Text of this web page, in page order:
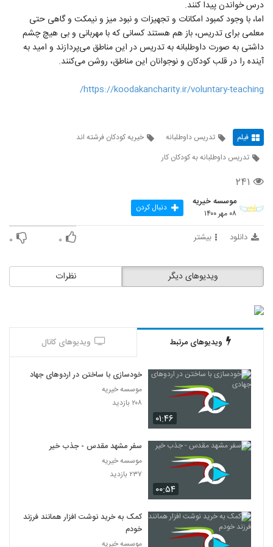
درس خواندن پیدا ‌کنند.
اما، با وجود کمبود امکانات و تجهیزات و نبود میز و نیمکت و گاهی حتی
معلمی برای تدریس، باز هم هستند کسانی که با مهربانی و بی هیچ چشم
داشتی به صورت داوطلبانه به تدریس در این مناطق می‌پردازند و امید به
آینده را در قلب کودکان و نوجوانان این مناطق، روشن می‌کنند.
https://koodakancharity.ir/voluntary-teaching/
فیلم تدریس داوطلبانه
خیریه کودکان فرشته اند
تدریس داوطلبانه به کودکان کار
۲۴۱
موسسه خیریه
۰۸ مهر ۱۴۰۰ دنبال کردن
دانلود بیشتر ۰ ۰
نظرات ویدیوهای دیگر
ویدیوهای مرتبط ویدیوهای کانال
۰۱:۴۶
خودسازی با ساختن در اردوهای جهادی
موسسه خیریه
۲۰۸ بازدید
۰۰:۵۴
سفر مشهد مقدس - جذب خیر
موسسه خیریه
۲۳۷ بازدید
کمک به خرید نوشت افزار همانند فرزند
خودم
موسسه خیریه